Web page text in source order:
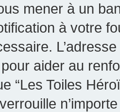
mener à un
à votre
aider au
“Les Toiles